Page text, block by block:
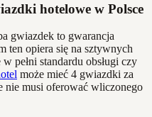
hotelowe w Polsce
gwiazdek to gwarancja
ten opiera się na sztywnych
pełni standardu obsługi czy
może mieć 4 gwiazdki za
nie musi oferować wliczonego